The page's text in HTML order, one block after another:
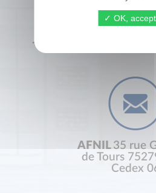
+33 (0) 1 44 41 29 19
AFNIL 35 rue
de Tours
Cedex
OK,